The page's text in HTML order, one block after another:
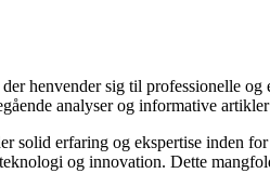
henvender sig til professionelle
analyser og informative
solid erfaring og ekspertise inden
og innovation. Dette